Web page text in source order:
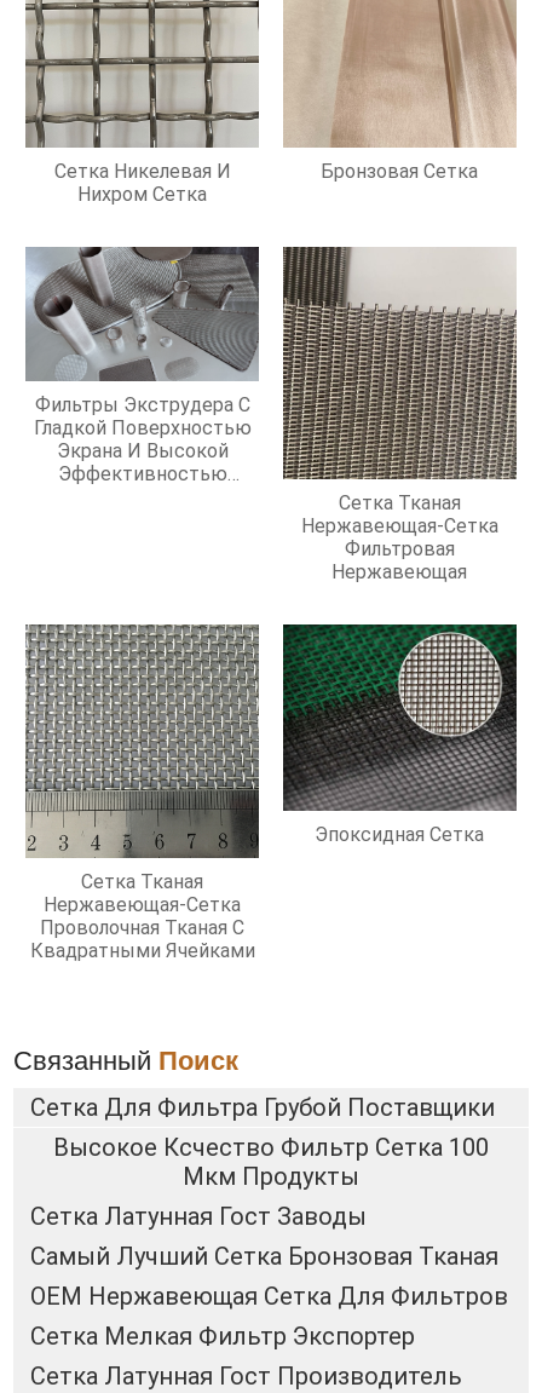
Сетка Никелевая И
Нихром Сетка
Бронзовая Сетка
Фильтры Экструдера С
Гладкой Поверхностью
Экрана И Высокой
Эффективностью
Сетка Тканая
Нержавеющая-Сетка
Фильтровая
Нержавеющая
Сетка Тканая
Нержавеющая-Сетка
Проволочная Тканая С
Квадратными Ячейками
Эпоксидная Сетка
Связанный Поиск
Сетка Для Фильтра Грубой Поставщики
Высокое Ксчество Фильтр Сетка 100
Мкм Продукты
Сетка Латунная Гост Заводы
Самый Лучший Сетка Бронзовая Тканая
OEM Нержавеющая Сетка Для Фильтров
Сетка Мелкая Фильтр Экспортер
Сетка Латунная Гост Производитель